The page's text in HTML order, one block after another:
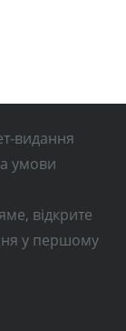
видання
умови
відкрите
у першому